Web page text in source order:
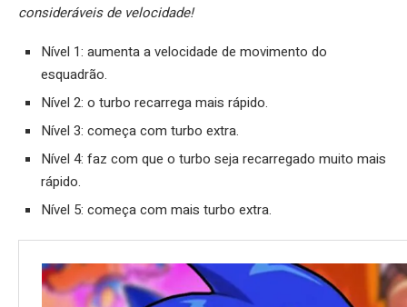
consideráveis de velocidade!
Nível 1: aumenta a velocidade de movimento do
esquadrão.
Nível 2: o turbo recarrega mais rápido.
Nível 3: começa com turbo extra.
Nível 4: faz com que o turbo seja recarregado muito mais
rápido.
Nível 5: começa com mais turbo extra.